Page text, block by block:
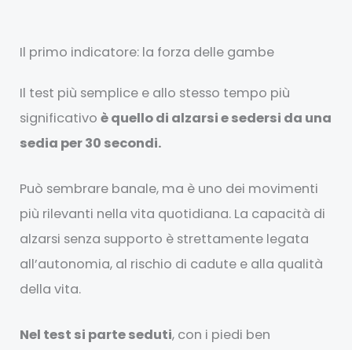
Il primo indicatore: la forza delle gambe
Il test più semplice e allo stesso tempo più
significativoè quello di alzarsi e sedersi da una
sedia per 30 secondi.
Può sembrare banale, ma è uno dei movimenti
più rilevanti nella vita quotidiana. La capacità di
alzarsi senza supporto è strettamente legata
all’autonomia, al rischio di cadute e alla qualità
della vita.
Nel test si parte seduti, con i piedi ben